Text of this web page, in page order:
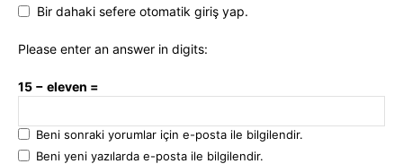
Bir dahaki sefere otomatik giriş yap.
Please enter an answer in digits:
15 − eleven =
Beni sonraki yorumlar için e-posta ile bilgilendir.
Beni yeni yazılarda e-posta ile bilgilendir.